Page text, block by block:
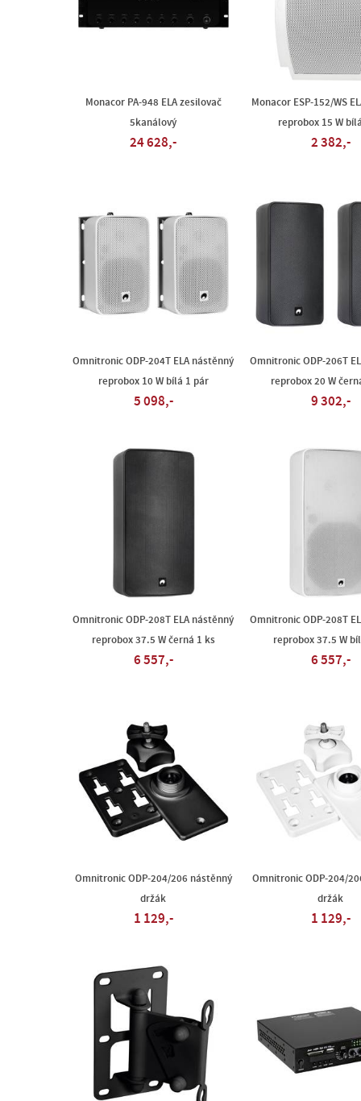
Monacor PA-948 ELA zesilovač
5kanálový
24 628,-
Monacor ESP-152/WS
reprobox 15 W
2 382,-
Omnitronic ODP-204T ELA nástěnný
reprobox 10 W bílá 1 pár
5 098,-
Omnitronic ODP-206T
reprobox 20 W
9 302,-
Omnitronic ODP-208T ELA nástěnný
reprobox 37.5 W černá 1 ks
6 557,-
Omnitronic ODP-208T
reprobox 37.5 W
6 557,-
Omnitronic ODP-204/206 nástěnný
držák
1 129,-
Omnitronic ODP-204/
držák
1 129,-